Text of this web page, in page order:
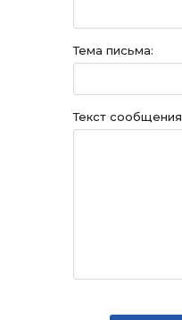
Тема письма:
Текст сообщения